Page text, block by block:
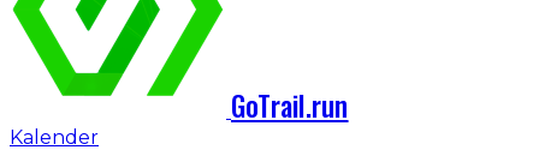
GoTrail.run
Kalender